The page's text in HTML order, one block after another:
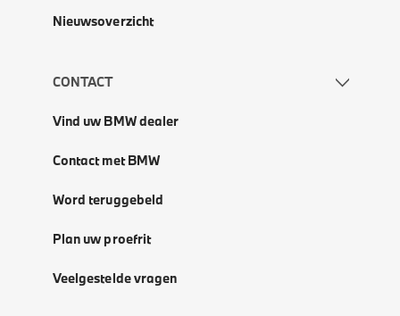
Nieuwsoverzicht
CONTACT
Vind uw BMW dealer
Contact met BMW
Word teruggebeld
Plan uw proefrit
Veelgestelde vragen